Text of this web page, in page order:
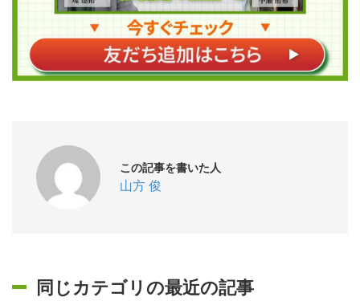
この記事を書いた人
山方 俊
同じカテゴリの最近の記事